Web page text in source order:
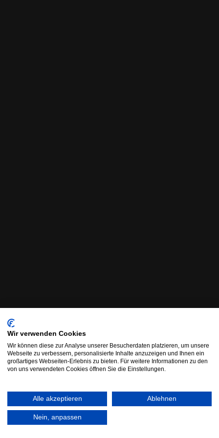
Wir verwenden Cookies
Wir können diese zur Analyse unserer Besucherdaten platzieren, um unsere
Webseite zu verbessern, personalisierte Inhalte anzuzeigen und Ihnen ein
großartiges Webseiten-Erlebnis zu bieten. Für weitere Informationen zu den
von uns verwendeten Cookies öffnen Sie die Einstellungen.
Alle akzeptieren Ablehnen
Nein, anpassen